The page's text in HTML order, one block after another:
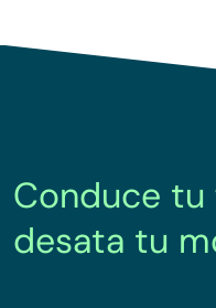
Conduce tu
desata tu